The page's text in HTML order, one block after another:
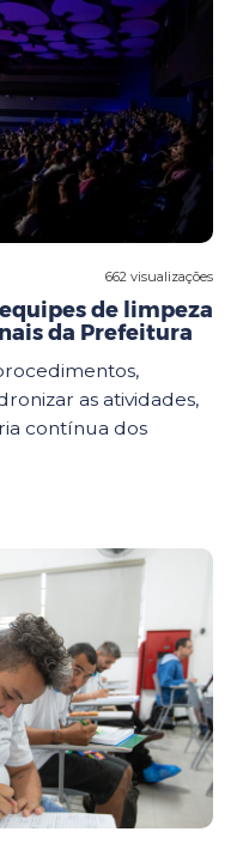
662 visualizações
de limpeza
da Prefeitura
as atividades,
contínua dos